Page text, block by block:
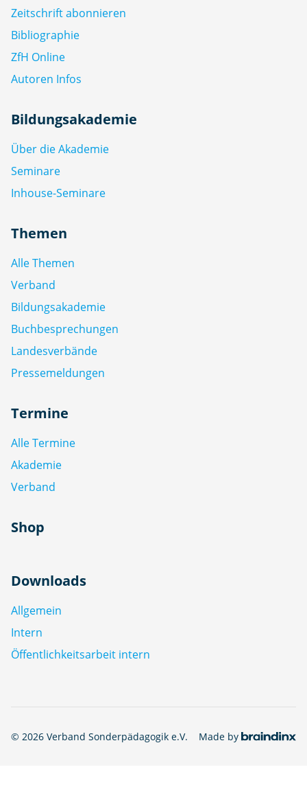
Zeitschrift abonnieren
Bibliographie
ZfH Online
Autoren Infos
Bildungsakademie
Über die Akademie
Seminare
Inhouse-Seminare
Themen
Alle Themen
Verband
Bildungsakademie
Buchbesprechungen
Landesverbände
Pressemeldungen
Termine
Alle Termine
Akademie
Verband
Shop
Downloads
Allgemein
Intern
Öffentlichkeitsarbeit intern
© 2026 Verband Sonderpädagogik e.V. Made by